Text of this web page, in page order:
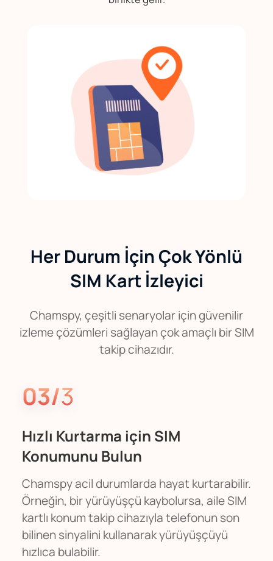
Her Durum İçin Çok Yönlü
SIM Kart İzleyici
Chamspy, çeşitli senaryolar için güvenilir
izleme çözümleri sağlayan çok amaçlı bir SIM
takip cihazıdır.
03/3
Hızlı Kurtarma için SIM
Konumunu Bulun
Chamspy acil durumlarda hayat kurtarabilir.
Örneğin, bir yürüyüşçü kaybolursa, aile SIM
kartlı konum takip cihazıyla telefonun son
bilinen sinyalini kullanarak yürüyüşçüyü
hızlıca bulabilir.